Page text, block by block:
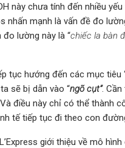
này chưa tính đến nhiều
nhấn mạnh là vấn đề đo
lường này là “chiếc la bàn
tục hướng đến các mục
sẽ bị dẫn vào “ngõ cụt”.
điều này chỉ có thể thành
tế tiếp tục đi theo con
L’Express giới thiệu về mô